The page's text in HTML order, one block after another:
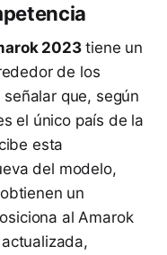
2023tiene un
de los
que, según
el único país de la
esta
del modelo,
un
al Amarok